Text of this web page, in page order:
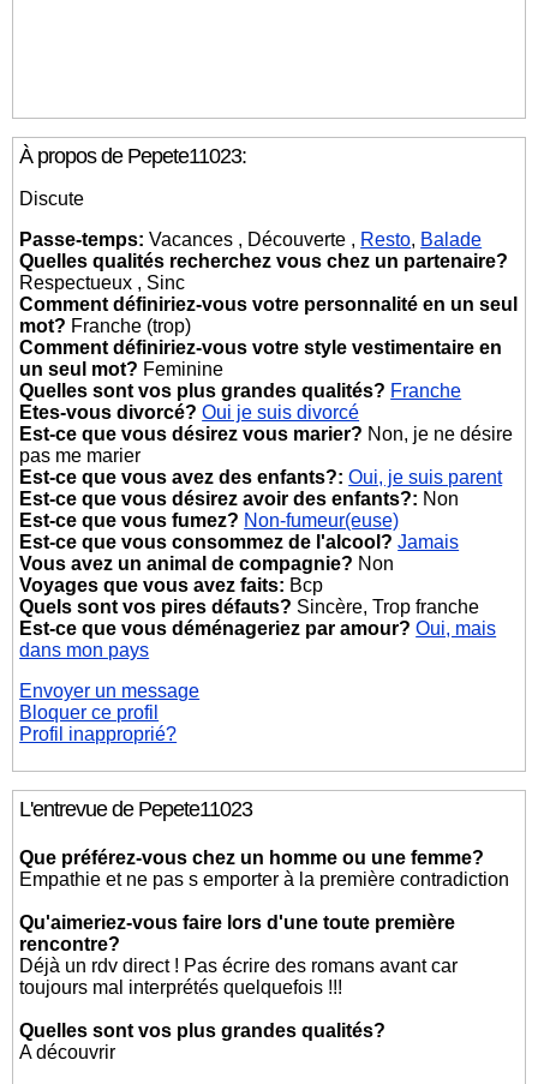
À propos de Pepete11023:
Discute
Passe-temps: Vacances , Découverte , Resto, Balade
Quelles qualités recherchez vous chez un partenaire?
Respectueux , Sinc
Comment définiriez-vous votre personnalité en un seul
mot? Franche (trop)
Comment définiriez-vous votre style vestimentaire en
un seul mot? Feminine
Quelles sont vos plus grandes qualités? Franche
Etes-vous divorcé? Oui je suis divorcé
Est-ce que vous désirez vous marier? Non, je ne désire
pas me marier
Est-ce que vous avez des enfants?: Oui, je suis parent
Est-ce que vous désirez avoir des enfants?: Non
Est-ce que vous fumez? Non-fumeur(euse)
Est-ce que vous consommez de l'alcool? Jamais
Vous avez un animal de compagnie? Non
Voyages que vous avez faits: Bcp
Quels sont vos pires défauts? Sincère, Trop franche
Est-ce que vous déménageriez par amour? Oui, mais
dans mon pays
Envoyer un message
Bloquer ce profil
Profil inapproprié?
L'entrevue de Pepete11023
Que préférez-vous chez un homme ou une femme?
Empathie et ne pas s emporter à la première contradiction
Qu'aimeriez-vous faire lors d'une toute première
rencontre?
Déjà un rdv direct ! Pas écrire des romans avant car
toujours mal interprétés quelquefois !!!
Quelles sont vos plus grandes qualités?
A découvrir